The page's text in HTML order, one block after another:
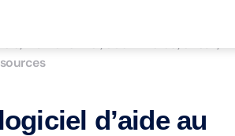
Central
d’aide au